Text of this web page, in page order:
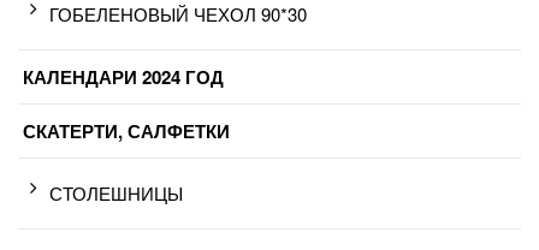
ГОБЕЛЕНОВЫЙ ЧЕХОЛ 90*30
КАЛЕНДАРИ 2024 ГОД
СКАТЕРТИ, САЛФЕТКИ
СТОЛЕШНИЦЫ